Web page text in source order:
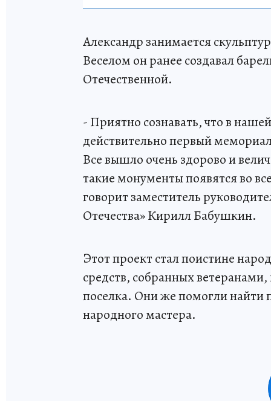
Александр занимается
Веселом он ранее создавал
Отечественной.
- Приятно сознавать, что в
действительно первый
Все вышло очень здорово и
такие монументы появятся во
говорит заместитель
Отечества» Кирилл Бабушкин.
Этот проект стал поистине
средств, собранных
поселка. Они же помогли
народного мастера.